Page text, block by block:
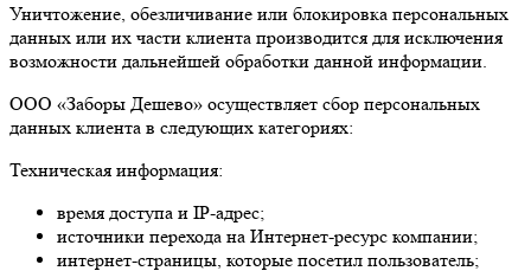
Уничтожение, обезличивание или блокировка персональных
данных или их части клиента производится для исключения
возможности дальнейшей обработки данной информации.
ООО «Заборы Дешево» осуществляет сбор персональных
данных клиента в следующих категориях:
Техническая информация:
время доступа и IP-адрес;
источники перехода на Интернет-ресурс компании;
интернет-страницы, которые посетил пользователь;